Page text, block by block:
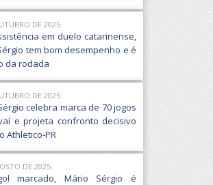
DE 2025
em duelo catarinense,
tem bom desempenho e é
da rodada
DE 2025
celebra marca de 70 jogos
e projeta confronto decisivo
Athletico-PR
DE 2025
marcado, Mário Sérgio é